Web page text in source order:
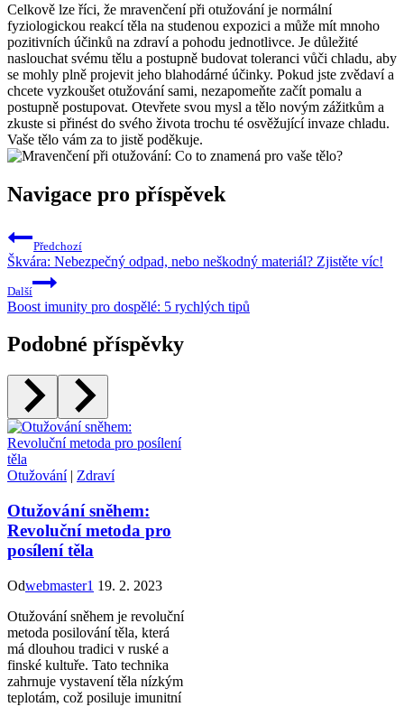
Celkově lze říci, že mravenčení při otužování je normální
fyziologickou reakcí těla na studenou expozici a může mít mnoho
pozitivních účinků na zdraví a pohodu jednotlivce. Je důležité
naslouchat svému tělu a postupně budovat toleranci vůči chladu, aby
se mohly plně projevit jeho blahodárné účinky. Pokud jste zvědaví a
chcete vyzkoušet otužování sami, nezapomeňte začít pomalu a
postupně postupovat. Otevřete svou mysl a tělo novým zážitkům a
zkuste si přinést do svého života trochu té osvěžující invaze chladu.
Vaše tělo vám za to jistě poděkuje.
Navigace pro příspěvek
Předchozí
Škvára: Nebezpečný odpad, nebo neškodný materiál? Zjistěte víc!
Další
Boost imunity pro dospělé: 5 rychlých tipů
Podobné příspěvky
Otužování| Zdraví
Otužování sněhem:
Revoluční metoda pro
posílení těla
Odwebmaster1 19. 2. 2023
Otužování sněhem je revoluční
metoda posilování těla, která
má dlouhou tradici v ruské a
finské kultuře. Tato technika
zahrnuje vystavení těla nízkým
teplotám, což posiluje imunitní